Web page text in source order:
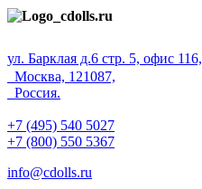
ул. Барклая д.6 стр. 5, офис 116,
Москва, 121087,
Россия.
+7 (495) 540 5027
+7 (800) 550 5367
info@cdolls.ru